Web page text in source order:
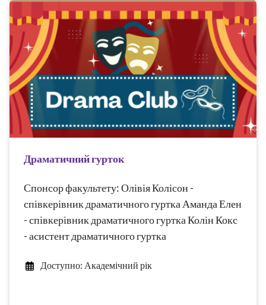
Драматичний гурток
Спонсор факультету: Олівія Колісон -
співкерівник драматичного гуртка Аманда Елен
- співкерівник драматичного гуртка Колін Кокс
- асистент драматичного гуртка
Доступно: Академічний рік